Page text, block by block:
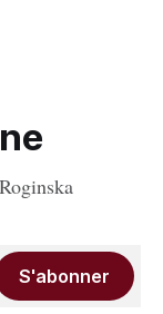
S'abonner